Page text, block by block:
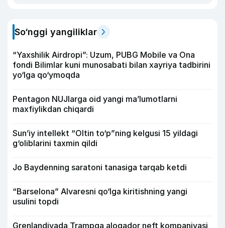
So‘nggi yangiliklar
“Yaxshilik Airdropi”: Uzum, PUBG Mobile va Ona
fondi Bilimlar kuni munosabati bilan xayriya tadbirini
yo‘lga qo‘ymoqda
Pentagon NUJlarga oid yangi maʼlumotlarni
maxfiylikdan chiqardi
Sun’iy intellekt “Oltin to‘p”ning kelgusi 15 yildagi
g‘oliblarini taxmin qildi
Jo Baydenning saratoni tanasiga tarqab ketdi
“Barselona” Alvaresni qo‘lga kiritishning yangi
usulini topdi
Grenlandiyada Trampga aloqador neft kompaniyasi